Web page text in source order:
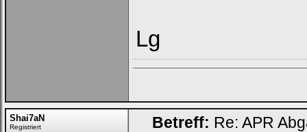
Lg
Shai7aN
Registriert Betreff: Re: APR